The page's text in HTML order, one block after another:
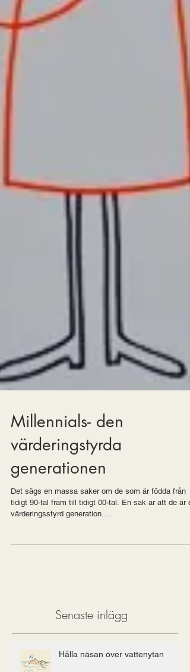
Millennials- den
värderingstyrda
generationen
Det sägs en massa saker om de som är födda från
tidigt 90-tal fram till tidigt 00-tal. En sak är att de är
Senaste inlägg